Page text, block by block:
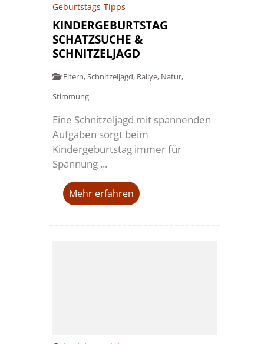
Geburtstags-Tipps
KINDERGEBURTSTAG
SCHATZSUCHE &
SCHNITZELJAGD
Eltern,Schnitzeljagd, Rallye, Natur,
Stimmung
Eine Schnitzeljagd mit spannenden
Aufgaben sorgt beim
Kindergeburtstag immer für
Spannung ...
Mehr erfahren